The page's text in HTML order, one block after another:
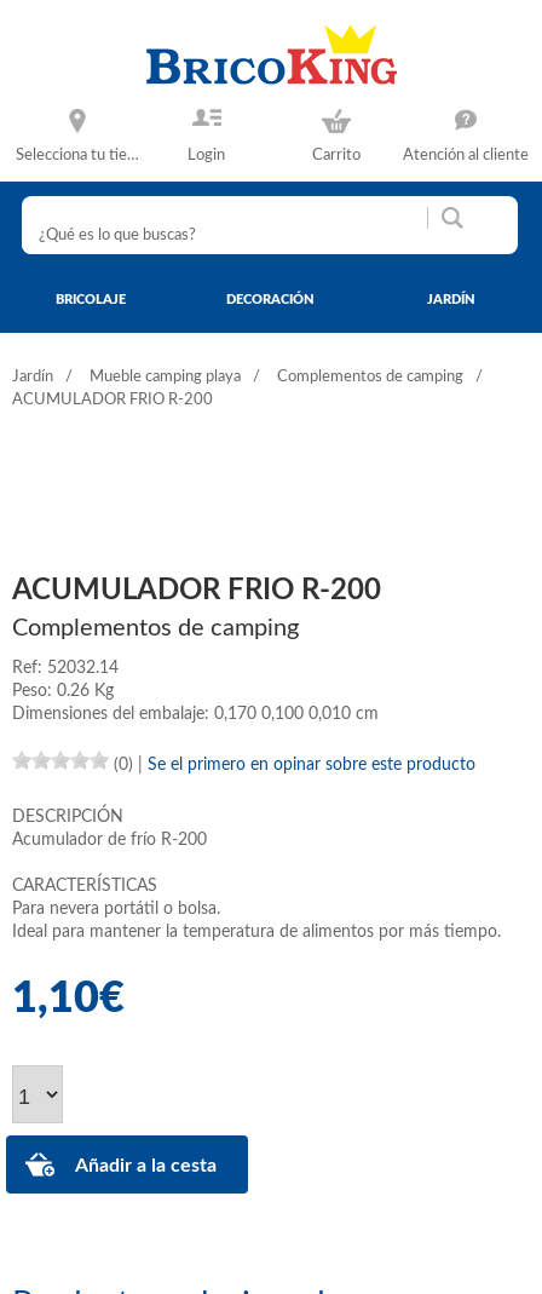
Selecciona tu tienda Login Carrito Atención al cliente
BRICOLAJE DECORACIÓN JARDÍN
Jardín Mueble camping playa
Complementos de camping
ACUMULADOR FRIO R-200
ACUMULADOR FRIO R-200
Complementos de camping
Ref: 52032.14
Peso: 0.26 Kg
Dimensiones del embalaje: 0,170 0,100 0,010 cm
(0) Se el primero en opinar sobre este producto
DESCRIPCIÓN
Acumulador de frío R-200
CARACTERÍSTICAS
Para nevera portátil o bolsa.
Ideal para mantener la temperatura de alimentos por más tiempo.
1,10€